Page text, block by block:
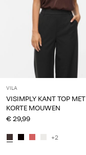
VILA
VISIMPLY KANT TOP MET
KORTE MOUWEN
€ 29,99
+2